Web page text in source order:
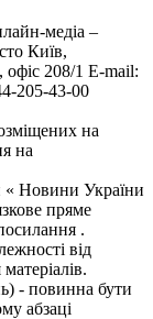
медіа –
Київ,
208/1 E-mail:
205-43-00
на
на
« Новини України
пряме
.
від
- повинна бути
абзаці